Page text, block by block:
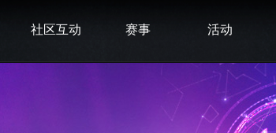
社区互动 赛事 活动